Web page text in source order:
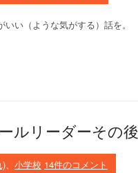
い（ような気がする）話を。
ルリーダーその後
) 小学校 14件のコメント